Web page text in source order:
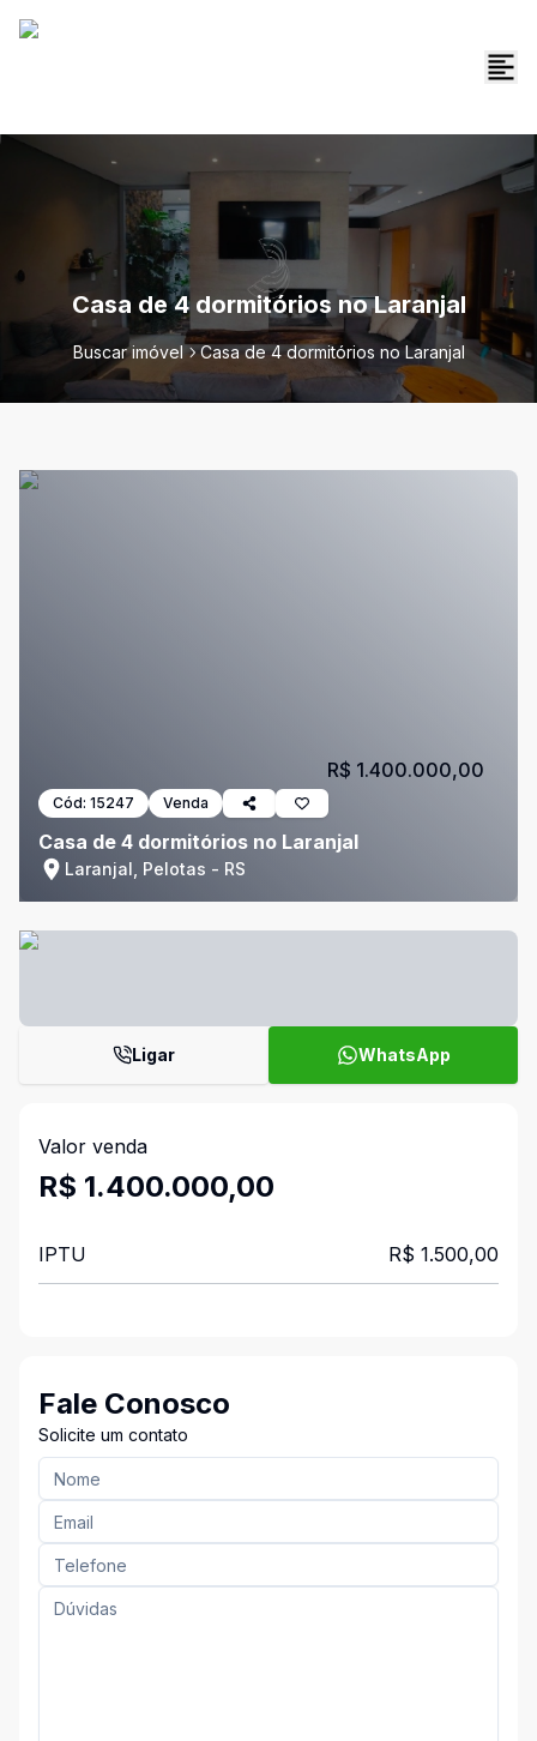
Casa de 4 dormitórios no Laranjal
Buscar imóvel Casa de 4 dormitórios no Laranjal
Cód: 15247 Venda
Casa de 4 dormitórios no Laranjal
Laranjal, Pelotas - RS
R$ 1.400.000,00
Ligar WhatsApp
Valor venda
R$ 1.400.000,00
IPTU R$ 1.500,00
Fale Conosco
Solicite um contato